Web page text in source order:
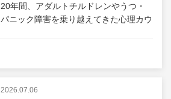
20年間、アダルトチルドレンやうつ・
パニック障害を乗り越えてきた心理カウ
って…
2026.07.06